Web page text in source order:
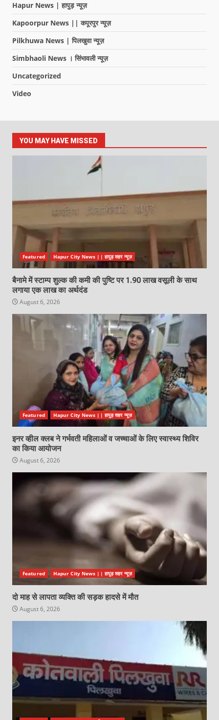
Hapur News | हापुड़ न्यूज़
Kapoorpur News || कपूरपुर न्यूज़
Pilkhuwa News | पिलखुवा न्यूज़
Simbhaoli News । सिंभावली न्यूज़
Uncategorized
Video
YOU MAY HAVE MISSED
Featured Hapur City News || हापुड़ शहर न्यूज़
बैनामे में स्टाम्प शुल्क की कमी की पुष्टि पर 1.90 लाख वसूली के साथ
लगाया एक लाख का अर्थदंड
August 6, 2026
Featured Hapur City News || हापुड़ शहर न्यूज़
इनर व्हील क्लब ने गर्भवती महिलाओं व जच्चाओं के लिए स्वास्थ्य शिविर
का किया आयोजन
August 6, 2026
Featured Hapur City News || हापुड़ शहर न्यूज़
दो माह से लापता व्यक्ति की सड़क हादसे में मौत
August 6, 2026